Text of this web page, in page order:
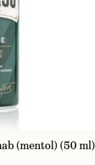
(mentol) (50 ml)